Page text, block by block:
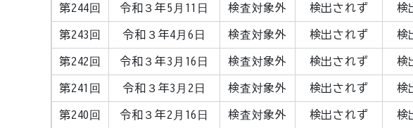
第244回 令和３年5月11日 検査対象外 検出されず 検
第243回 令和３年4月6日 検査対象外 検出されず 検
第242回 令和３年3月16日 検査対象外 検出されず 検
第241回 令和３年3月2日 検査対象外 検出されず 検
第240回 令和３年2月16日 検査対象外 検出されず 検